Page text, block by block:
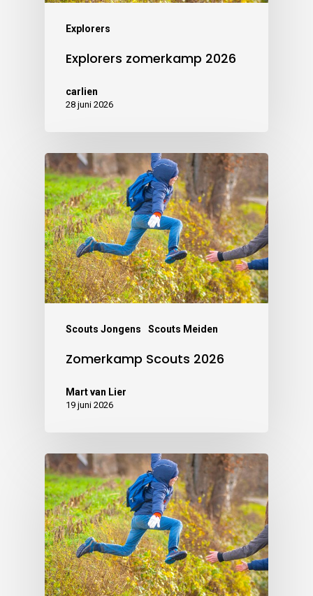
Explorers
Explorers zomerkamp 2026
carlien
28 juni 2026
Scouts Jongens Scouts Meiden
Zomerkamp Scouts 2026
Mart van Lier
19 juni 2026